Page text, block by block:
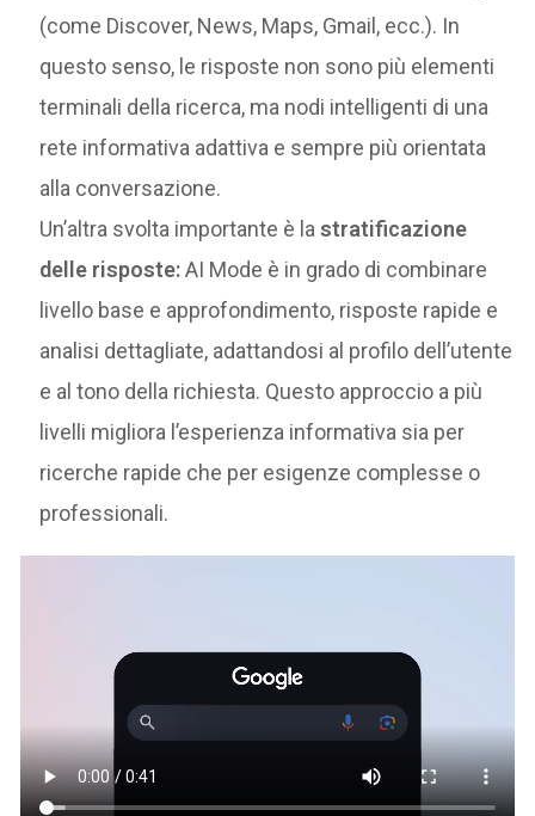
(come Discover, News, Maps, Gmail, ecc.). In
questo senso, le risposte non sono più elementi
terminali della ricerca, ma nodi intelligenti di una
rete informativa adattiva e sempre più orientata
alla conversazione.
Un’altra svolta importante è lastratificazione
delle risposte:AI Mode è in grado di combinare
livello base e approfondimento, risposte rapide e
analisi dettagliate, adattandosi al profilo dell’utente
e al tono della richiesta. Questo approccio a più
livelli migliora l’esperienza informativa sia per
ricerche rapide che per esigenze complesse o
professionali.